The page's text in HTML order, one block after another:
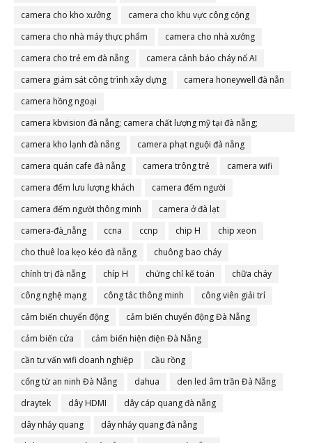
camera cho kho xưởng
camera cho khu vực công cộng
camera cho nhà máy thực phẩm
camera cho nhà xưởng
camera cho trẻ em đà nẵng
camera cảnh báo cháy nổ AI
camera giám sát công trình xây dựng
camera honeywell đà nẵn
camera hồng ngoại
camera kbvision đà nẵng; camera chất lượng mỹ tại đà nẵng;
camera đà nẵng
camera kho lạnh đà nẵng
camera phạt nguội đà nẵng
camera quán cafe đà nẵng
camera trông trẻ
camera wifi
camera đếm lưu lượng khách
camera đếm người
camera đếm người thông minh
camera ở đà lạt
camera-đà_nẵng
ccna ccnp chip H
chip xeon
cho thuê loa kẹo kéo đà nẵng
chuông bao cháy
chính trị đà nẵng
chíp H chứng chỉ kế toán
chữa cháy
công nghệ mạng
công tắc thông minh
công viên giải trí
cảm biến chuyển động
cảm biến chuyển động Đà Nẵng
cảm biến cửa
cảm biến hiện điện Đà Nẵng
cần tư vấn wifi doanh nghiệp
cầu rồng
cổng từ an ninh Đà Nẵng
dahua
den led âm trần Đà Nẵng
draytek
dây HDMI
dây cáp quang đà nẵng
dây nhảy quang
dây nhảy quang đà nẵng